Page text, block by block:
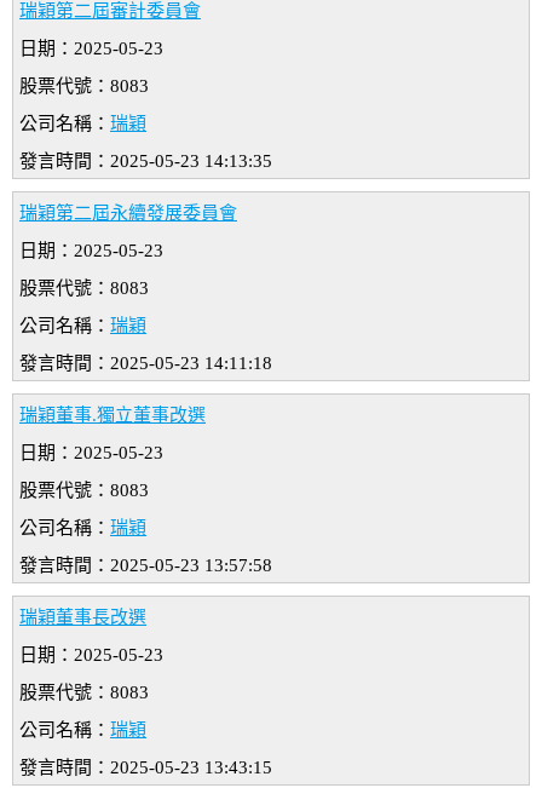
瑞穎第二屆審計委員會
日期：2025-05-23
股票代號：8083
公司名稱： 瑞穎
發言時間：2025-05-23 14:13:35
瑞穎第二屆永續發展委員會
日期：2025-05-23
股票代號：8083
公司名稱： 瑞穎
發言時間：2025-05-23 14:11:18
瑞穎董事.獨立董事改選
日期：2025-05-23
股票代號：8083
公司名稱： 瑞穎
發言時間：2025-05-23 13:57:58
瑞穎董事長改選
日期：2025-05-23
股票代號：8083
公司名稱： 瑞穎
發言時間：2025-05-23 13:43:15